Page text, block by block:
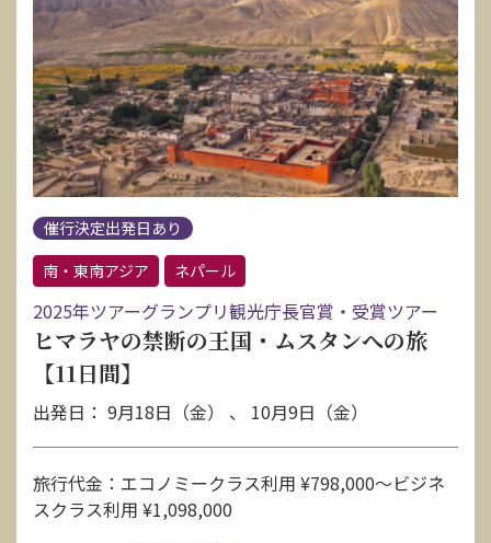
催行決定出発日あり
南・東南アジア
ネパール
2025年ツアーグランプリ観光庁長官賞・受賞ツアー
ヒマラヤの禁断の王国・ムスタンへの旅
【11日間】
出発日： 9月18日（金） 、 10月9日（金）
旅行代金：エコノミークラス利用 ¥798,000〜ビジネ
スクラス利用 ¥1,098,000